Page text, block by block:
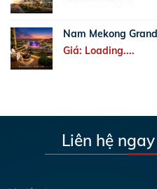
Nam Mekong
Giá: Loading....
Liên hệ